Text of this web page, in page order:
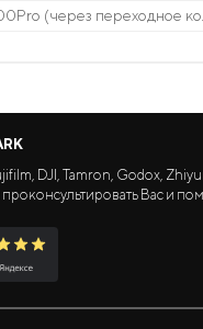
(через переходное
DJI, Tamron, Godox,
Вас и